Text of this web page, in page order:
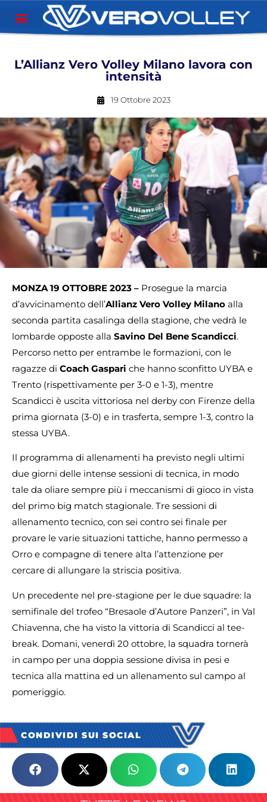
L’Allianz Vero Volley Milano lavora con
intensità
19 Ottobre 2023
MONZA 19 OTTOBRE 2023 – Prosegue la marcia
d’avvicinamento dell’Allianz Vero Volley Milano alla
seconda partita casalinga della stagione, che vedrà le
lombarde opposte alla Savino Del Bene Scandicci.
Percorso netto per entrambe le formazioni, con le
ragazze di Coach Gaspari che hanno sconfitto UYBA e
Trento (rispettivamente per 3-0 e 1-3), mentre
Scandicci è uscita vittoriosa nel derby con Firenze della
prima giornata (3-0) e in trasferta, sempre 1-3, contro la
stessa UYBA.
Il programma di allenamenti ha previsto negli ultimi
due giorni delle intense sessioni di tecnica, in modo
tale da oliare sempre più i meccanismi di gioco in vista
del primo big match stagionale. Tre sessioni di
allenamento tecnico, con sei contro sei finale per
provare le varie situazioni tattiche, hanno permesso a
Orro e compagne di tenere alta l’attenzione per
cercare di allungare la striscia positiva.
Un precedente nel pre-stagione per le due squadre: la
semifinale del trofeo “Bresaole d’Autore Panzeri”, in Val
Chiavenna, che ha visto la vittoria di Scandicci al tee-
break. Domani, venerdì 20 ottobre, la squadra tornerà
in campo per una doppia sessione divisa in pesi e
tecnica alla mattina ed un allenamento sul campo al
pomeriggio.
CONDIVIDI SUI SOCIAL